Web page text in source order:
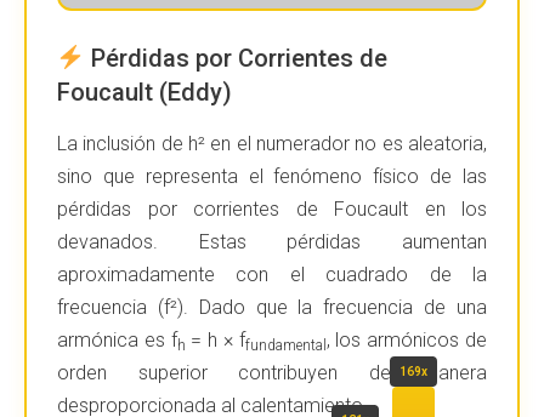
Pérdidas por Corrientes de
Foucault (Eddy)
La inclusión de h² en el numerador no es aleatoria,
sino que representa el fenómeno físico de las
pérdidas por corrientes de Foucault en los
devanados. Estas pérdidas aumentan
aproximadamente con el cuadrado de la
frecuencia (f²). Dado que la frecuencia de una
armónica es fh = h × ffundamental , los armónicos de
orden superior contribuyen de manera
desproporcionada al calentamiento.
169x